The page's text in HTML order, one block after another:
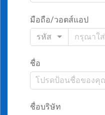
มือถือ/วอตส์แอป
รหัส
ชื่อ
ชื่อบริษัท